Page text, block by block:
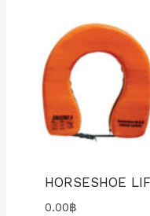
HORSESHOE
0.00฿